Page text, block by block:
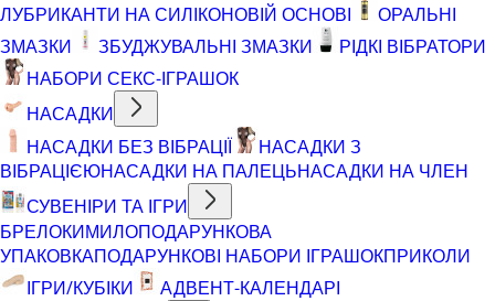
ЛУБРИКАНТИ НА СИЛІКОНОВІЙ ОСНОВІ
ОРАЛЬНІ
ЗМАЗКИ
ЗБУДЖУВАЛЬНІ ЗМАЗКИ
РІДКІ ВІБРАТОРИ
НАБОРИ СЕКС-ІГРАШОК
НАСАДКИ
НАСАДКИ БЕЗ ВІБРАЦІЇ
НАСАДКИ З
ВІБРАЦІЄЮНАСАДКИ НА ПАЛЕЦЬНАСАДКИ НА ЧЛЕН
СУВЕНІРИ ТА ІГРИ
БРЕЛОКИМИЛОПОДАРУНКОВА
УПАКОВКАПОДАРУНКОВІ НАБОРИ ІГРАШОКПРИКОЛИ
ІГРИ/КУБІКИ
АДВЕНТ-КАЛЕНДАРІ